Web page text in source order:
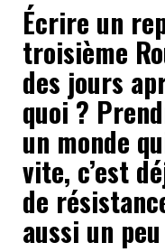
Écrire un
troisième
des jours
quoi ?
un monde
vite, c’est
de
aussi un